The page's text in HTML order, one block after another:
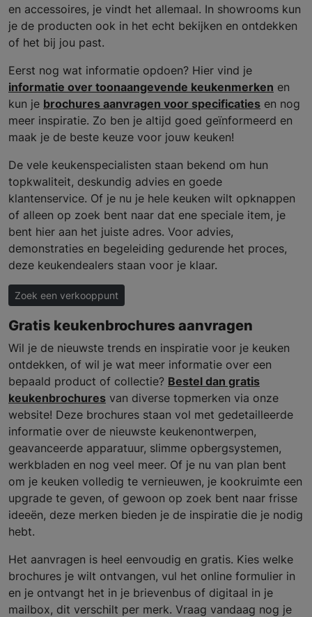
en accessoires, je vindt het allemaal. In showrooms kun
je de producten ook in het echt bekijken en ontdekken
of het bij jou past.
Eerst nog wat informatie opdoen? Hier vind je
informatie over toonaangevende keukenmerken en
kun je brochures aanvragen voor specificaties en nog
meer inspiratie. Zo ben je altijd goed geïnformeerd en
maak je de beste keuze voor jouw keuken!
De vele keukenspecialisten staan bekend om hun
topkwaliteit, deskundig advies en goede
klantenservice. Of je nu je hele keuken wilt opknappen
of alleen op zoek bent naar dat ene speciale item, je
bent hier aan het juiste adres. Voor advies,
demonstraties en begeleiding gedurende het proces,
deze keukendealers staan voor je klaar.
Zoek een verkooppunt
Gratis keukenbrochures aanvragen
Wil je de nieuwste trends en inspiratie voor je keuken
ontdekken, of wil je wat meer informatie over een
bepaald product of collectie? Bestel dan gratis
keukenbrochures van diverse topmerken via onze
website! Deze brochures staan vol met gedetailleerde
informatie over de nieuwste keukenontwerpen,
geavanceerde apparatuur, slimme opbergsystemen,
werkbladen en nog veel meer. Of je nu van plan bent
om je keuken volledig te vernieuwen, je kookruimte een
upgrade te geven, of gewoon op zoek bent naar frisse
ideeën, deze merken bieden je de inspiratie die je nodig
hebt.
Het aanvragen is heel eenvoudig en gratis. Kies welke
brochures je wilt ontvangen, vul het online formulier in
en je ontvangt het in je brievenbus of digitaal in je
mailbox, dit verschilt per merk. Vraag vandaag nog je